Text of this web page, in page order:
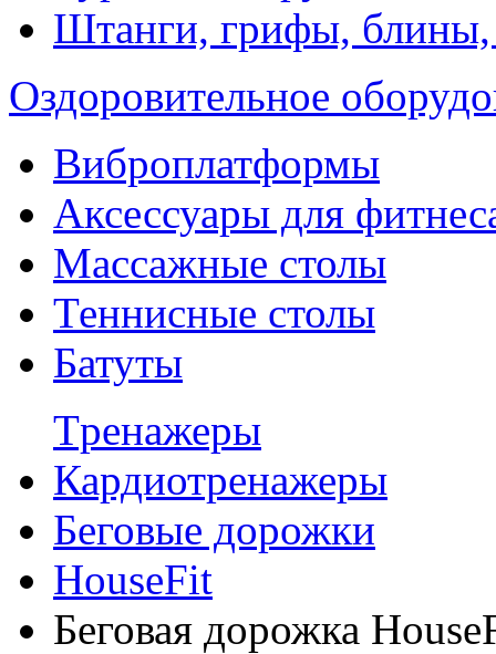
Штанги, грифы, блины,
Оздоровительное
Виброплатформы
Аксессуары для
Массажные столы
Теннисные столы
Батуты
Tренажеры
Кардиотренажеры
Беговые дорожки
HouseFit
Беговая дорожка